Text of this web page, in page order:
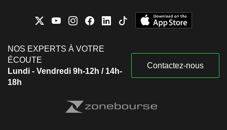
NOS EXPERTS À VOTRE
ÉCOUTE
Lundi - Vendredi 9h-12h / 14h-
18h
Contactez-nous